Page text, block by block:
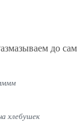
до
хлебушек